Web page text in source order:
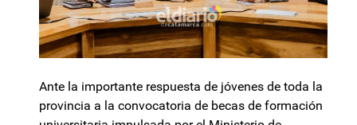
Ante la importante respuesta de jóvenes de toda la
provincia a la convocatoria de becas de formación